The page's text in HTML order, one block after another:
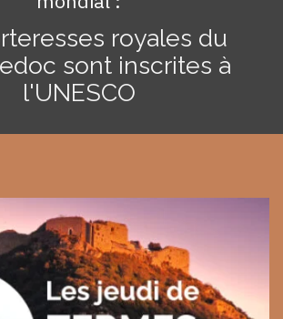
royales du
sont inscrites à
l'UNESCO